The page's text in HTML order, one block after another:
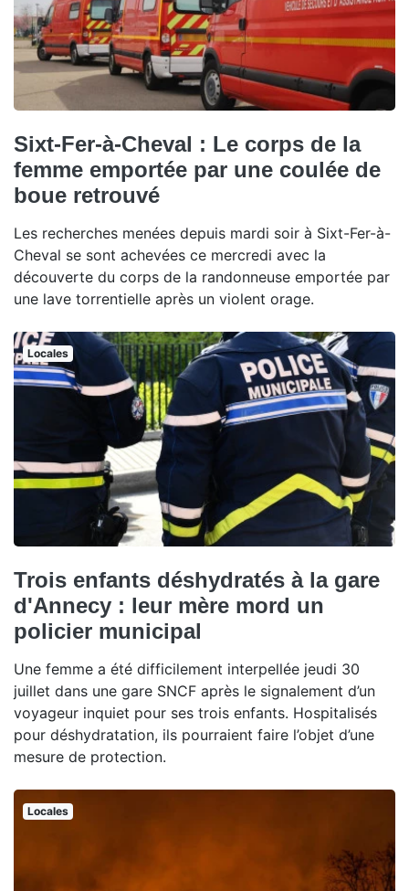
Sixt-Fer-à-Cheval : Le corps de la
femme emportée par une coulée de
boue retrouvé
Les recherches menées depuis mardi soir à Sixt-Fer-à-
Cheval se sont achevées ce mercredi avec la
découverte du corps de la randonneuse emportée par
une lave torrentielle après un violent orage.
Locales
Trois enfants déshydratés à la gare
d'Annecy : leur mère mord un
policier municipal
Une femme a été difficilement interpellée jeudi 30
juillet dans une gare SNCF après le signalement d’un
voyageur inquiet pour ses trois enfants. Hospitalisés
pour déshydratation, ils pourraient faire l’objet d’une
mesure de protection.
Locales